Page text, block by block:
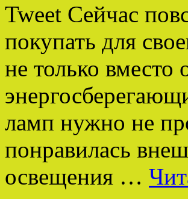
Tweet Сейчас
покупать для
не только
ламп нужно не
понравилась
освещения …